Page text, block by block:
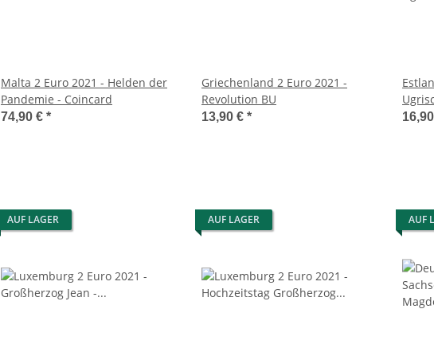
Malta 2 Euro 2021 - Helden der
Pandemie - Coincard
74,90 € *
Griechenland 2 Euro 2021 -
Revolution BU
13,90 € *
AUF LAGER AUF LAGER AUF